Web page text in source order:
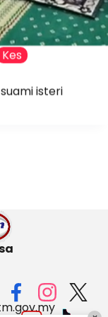
Kes
isteri